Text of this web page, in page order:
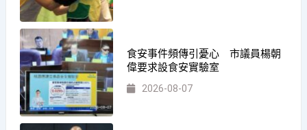
食安事件頻傳引憂心 市議員楊朝
偉要求設食安實驗室
2026-08-07